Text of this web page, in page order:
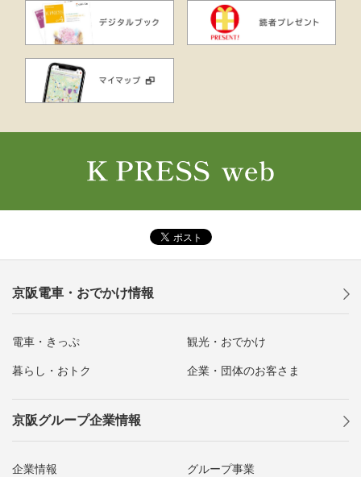
京阪電車・おでかけ情報
電車・きっぷ 観光・おでかけ
暮らし・おトク 企業・団体のお客さま
京阪グループ企業情報
企業情報 グループ事業